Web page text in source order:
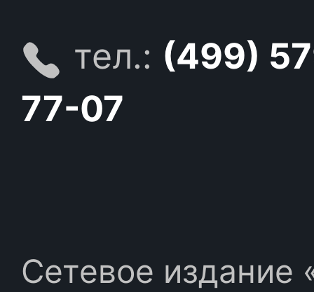
тел.: (499)
77-07
Сетевое издание